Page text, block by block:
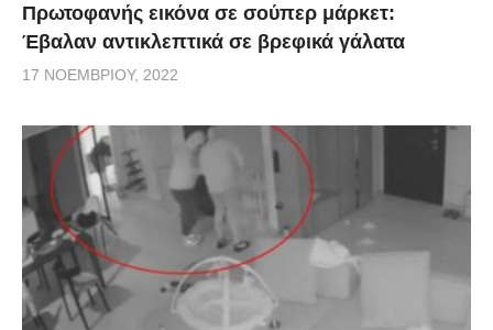
Πρωτοφανής εικόνα σε σούπερ μάρκετ:
Έβαλαν αντικλεπτικά σε βρεφικά γάλατα
17 ΝΟΕΜΒΡΊΟΥ, 2022